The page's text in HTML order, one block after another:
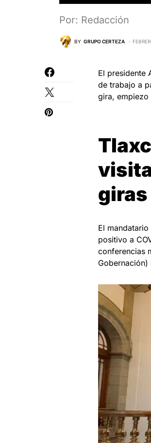
Por: Redacción
BY GRUPO CERTEZA
El presidente
de trabajo a
gira, empiezo
giras
El
positivo a
conferencias